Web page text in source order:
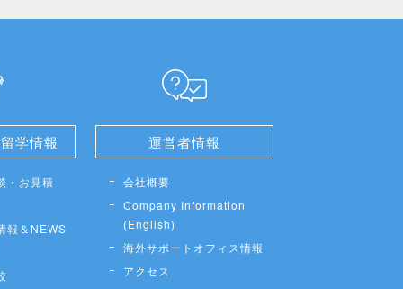
学情報
・お見積
報＆NEWS
運営者情報
会社概要
Company Information
(English)
海外サポートオフィス情報
アクセス